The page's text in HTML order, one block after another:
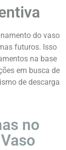
do vaso
futuros. Isso
na base
em busca de
de descarga
no